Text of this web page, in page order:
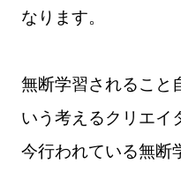
なります。
無断学習されること
いう考えるクリエイ
今行われている無断